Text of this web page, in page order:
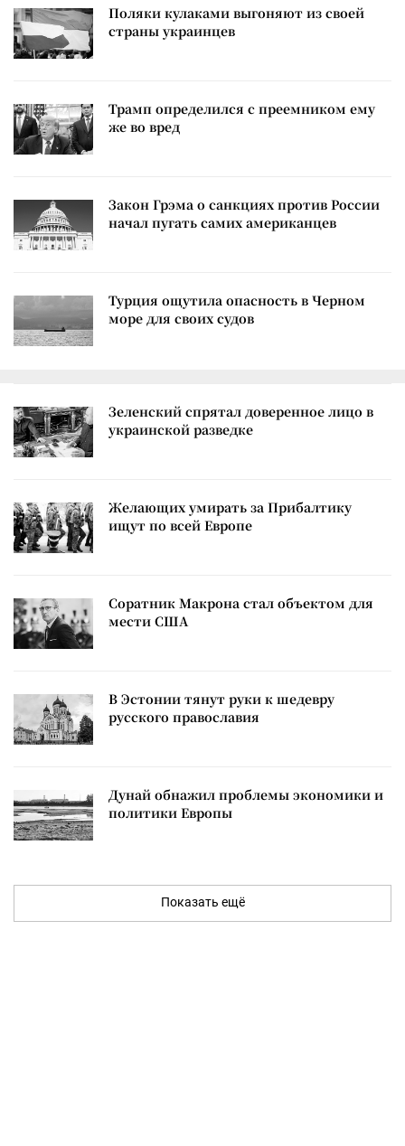
Поляки кулаками выгоняют из своей
страны украинцев
Трамп определился с преемником ему
же во вред
Закон Грэма о санкциях против России
начал пугать самих американцев
Турция ощутила опасность в Черном
море для своих судов
Зеленский спрятал доверенное лицо в
украинской разведке
Желающих умирать за Прибалтику
ищут по всей Европе
Соратник Макрона стал объектом для
мести США
В Эстонии тянут руки к шедевру
русского православия
Дунай обнажил проблемы экономики и
политики Европы
Показать ещё